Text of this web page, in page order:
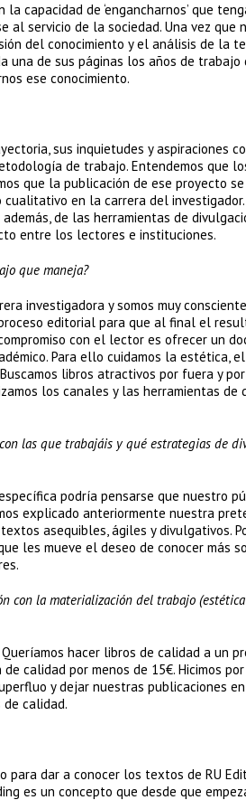
capacidad de ‘engancharnos’ que
servicio de la sociedad. Una vez que
del conocimiento y el análisis de la
una de sus páginas los años de trabajo
ese conocimiento.
sus inquietudes y aspiraciones
de trabajo. Entendemos que
que la publicación de ese proyecto
en la carrera del investigador.
de las herramientas de
entre los lectores e instituciones.
que maneja?
investigadora y somos muy
editorial para que al final el
con el lector es ofrecer un
Para ello cuidamos la estética,
libros atractivos por fuera y
los canales y las herramientas de
las que trabajáis y qué estrategias de
podría pensarse que nuestro
explicado anteriormente nuestra
asequibles, ágiles y divulgativos.
les mueve el deseo de conocer más
con la materialización del trabajo
hacer libros de calidad a un
calidad por menos de 15€. Hicimos
y dejar nuestras publicaciones
calidad.
para dar a conocer los textos de RU
es un concepto que desde que